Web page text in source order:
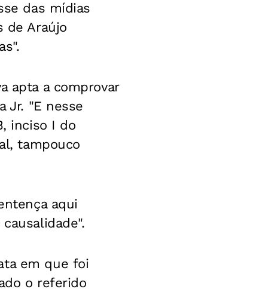
das mídias
de Araújo
apta a comprovar
Jr. "E nesse
inciso I do
tampouco
aqui
em que foi
o referido